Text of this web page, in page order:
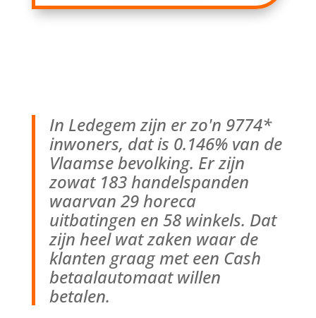
In Ledegem zijn er zo'n 9774*
inwoners, dat is 0.146% van de
Vlaamse bevolking. Er zijn
zowat 183 handelspanden
waarvan 29 horeca
uitbatingen en 58 winkels. Dat
zijn heel wat zaken waar de
klanten graag met een Cash
betaalautomaat willen
betalen.